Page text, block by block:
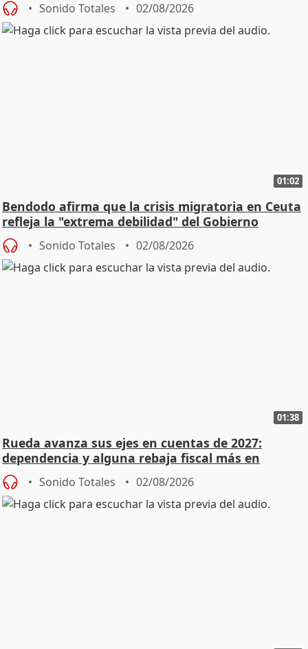
Sonido Totales 02/08/2026
01:02
Bendodo afirma que la crisis migratoria en Ceuta
refleja la "extrema debilidad" del Gobierno
Sonido Totales 02/08/2026
01:38
Rueda avanza sus ejes en cuentas de 2027:
dependencia y alguna rebaja fiscal más en
vivienda
Sonido Totales 02/08/2026